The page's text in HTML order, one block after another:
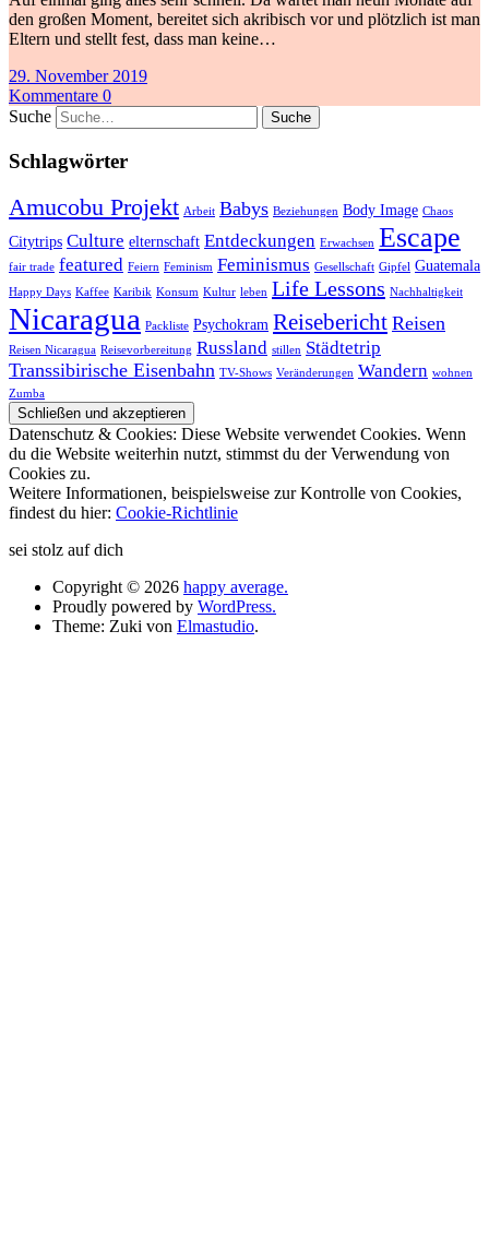
den großen Moment, bereitet sich akribisch vor und plötzlich ist man
Eltern und stellt fest, dass man keine…
29. November 2019
Kommentare 0
Suche
Schlagwörter
Amucobu Projekt Arbeit Babys Beziehungen Body Image Chaos
Citytrips Culture elternschaft Entdeckungen Erwachsen Escape
fair trade featured Feiern Feminism Feminismus Gesellschaft Gipfel Guatemala
Happy Days Kaffee Karibik Konsum Kultur leben Life Lessons Nachhaltigkeit
Nicaragua Packliste Psychokram Reisebericht Reisen
Reisen Nicaragua Reisevorbereitung Russland stillen Städtetrip
Transsibirische Eisenbahn TV-Shows Veränderungen Wandern wohnen
Zumba
Datenschutz & Cookies: Diese Website verwendet Cookies. Wenn
du die Website weiterhin nutzt, stimmst du der Verwendung von
Cookies zu.
Weitere Informationen, beispielsweise zur Kontrolle von Cookies,
findest du hier: Cookie-Richtlinie
sei stolz auf dich
Copyright © 2026 happy average.
Proudly powered by WordPress.
Theme: Zuki von Elmastudio.